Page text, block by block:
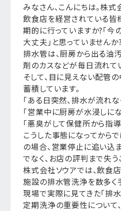
みなさん、こんにちは。株式
飲食店を経営されている皆
期的に行っていますか?「今
大丈夫」と思っていませんか?
排水管は、厨房から出る油
剤のカスなどが毎日流れて
そして、目に見えない配管
蓄積しています。
「ある日突然、排水が流れな
「営業中に厨房が水浸しにな
「悪臭がして保健所から指
こうした事態になってから
の場合、営業停止に追い込
でなく、お店の評判まで失う
株式会社ソウアでは、飲食
施設の排水管洗浄を数多く
現場で実際に見てきた「排水
定期洗浄の重要性について